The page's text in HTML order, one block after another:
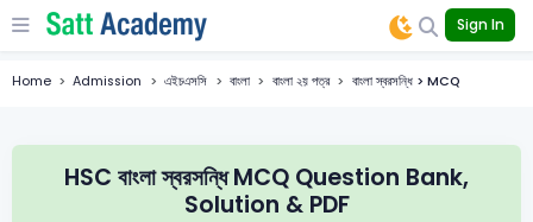
Sign In
Home Admission এইচএসসি বাংলা বাংলা ২য় পত্র বাংলা স্বরসন্ধি > MCQ
HSC বাংলা স্বরসন্ধি MCQ Question Bank,
Solution & PDF